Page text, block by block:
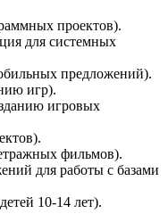
проектов).
для системных
предложений).
игр).
игровых
фильмов).
для работы с базами
10-14 лет).